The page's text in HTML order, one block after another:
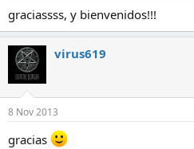
graciassss, y bienvenidos!!!
virus619
8 Nov 2013
gracias